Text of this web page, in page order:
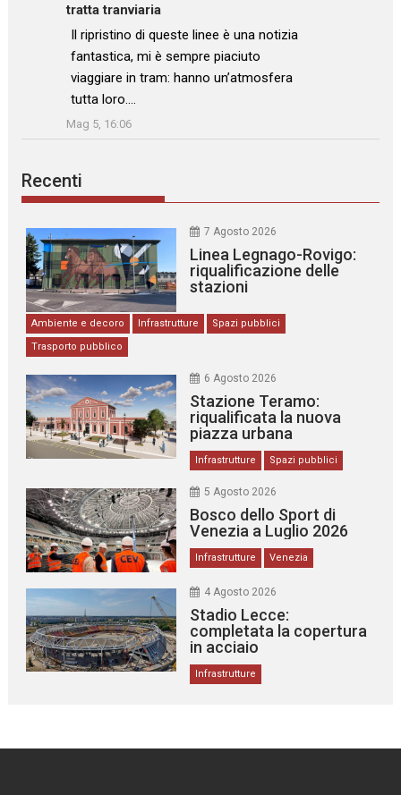
tratta tranviaria
: “
Il ripristino di queste linee è una notizia
fantastica, mi è sempre piaciuto
viaggiare in tram: hanno un’atmosfera
tutta loro.…
”
Mag 5, 16:06
Recenti
7 Agosto 2026
Linea Legnago-Rovigo:
riqualificazione delle
stazioni
Ambiente e decoro Infrastrutture
Spazi pubblici
Trasporto pubblico
6 Agosto 2026
Stazione Teramo:
riqualificata la nuova
piazza urbana
Infrastrutture Spazi pubblici
5 Agosto 2026
Bosco dello Sport di
Venezia a Luglio 2026
Infrastrutture Venezia
4 Agosto 2026
Stadio Lecce:
completata la copertura
in acciaio
Infrastrutture